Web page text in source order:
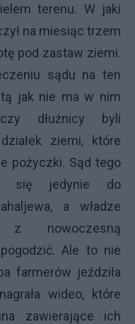
terenu. W jaki
na miesiąc trzem
pod zastaw ziemi.
sądu na ten
jak nie ma w nim
dłużnicy byli
ziemi, które
pożyczki. Sąd tego
się jedynie do
a władze
nowoczesną
Ale to nie
farmerów jeździła
wideo, które
zawierające ich